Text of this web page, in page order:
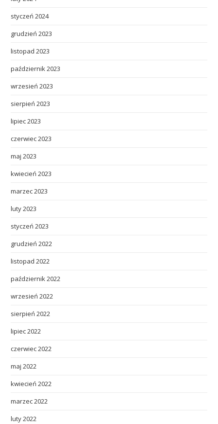
styczeń 2024
grudzień 2023
listopad 2023
październik 2023
wrzesień 2023
sierpień 2023
lipiec 2023
czerwiec 2023
maj 2023
kwiecień 2023
marzec 2023
luty 2023
styczeń 2023
grudzień 2022
listopad 2022
październik 2022
wrzesień 2022
sierpień 2022
lipiec 2022
czerwiec 2022
maj 2022
kwiecień 2022
marzec 2022
luty 2022